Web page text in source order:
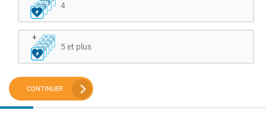
4
5 et plus
CONTINUER